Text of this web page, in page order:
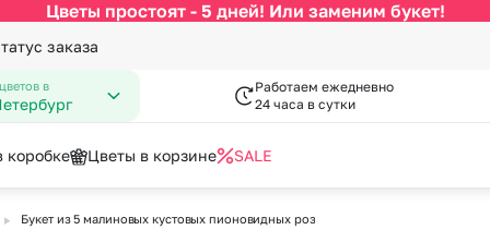
Цветы простоят - 5 дней! Или заменим букет!
заказа
в
Работаем ежедневно
24 часа в сутки
коробке Цветы в корзине SALE
▶ Букет из 5 малиновых кустовых пионовидных роз